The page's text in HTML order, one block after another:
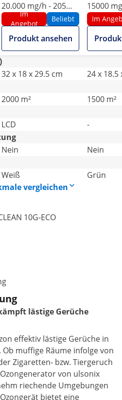
20.000 mg/h - 205
Watt - digital
Im
Angebot
Beliebt
Produkt ansehen
15000
Im
32 x 18 x 29.5 cm
24 x 18.5
2000 m²
1500 m²
LCD
-
Nein
Nein
Weiß
Grün
vergleichen
10G-ECO
lästige Gerüche
effektiv lästige Gerüche in
muffige Räume infolge von
Zigaretten- bzw. Tiergeruch
von ulsonix
riechende Umgebungen
bietet eine